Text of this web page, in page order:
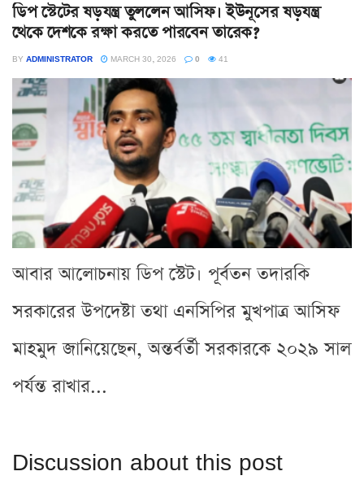
ডিপ স্টেটের ষড়যন্ত্র তুললেন আসিফ। ইউনূসের ষড়যন্ত্র
থেকে দেশকে রক্ষা করতে পারবেন তারেক?
BY ADMINISTRATOR MARCH 30, 2026 0 41
আবার আলোচনায় ডিপ স্টেট। পূর্বতন তদারকি
সরকারের উপদেষ্টা তথা এনসিপির মুখপাত্র আসিফ
মাহমুদ জানিয়েছেন, অন্তর্বর্তী সরকারকে ২০২৯ সাল
পর্যন্ত রাখার...
Discussion about this post